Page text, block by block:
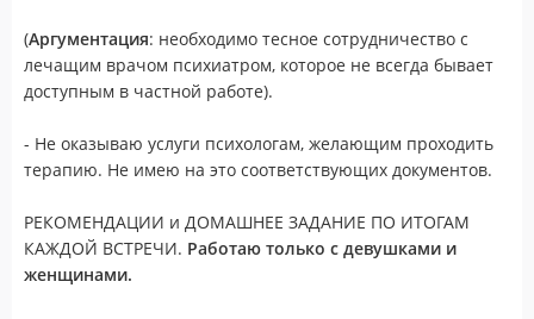
(Аргументация: необходимо тесное сотрудничество с
лечащим врачом психиатром, которое не всегда бывает
доступным в частной работе).
- Не оказываю услуги психологам, желающим проходить
терапию. Не имею на это соответствующих документов.
РЕКОМЕНДАЦИИ и ДОМАШНЕЕ ЗАДАНИЕ ПО ИТОГАМ
КАЖДОЙ ВСТРЕЧИ. Работаю только с девушками и
женщинами.